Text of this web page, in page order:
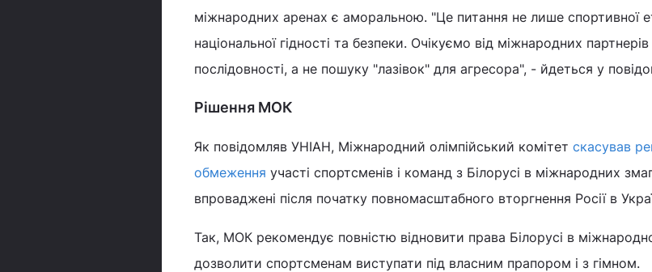
міжнародних аренах є аморальною. "Це питання не лише спортивної
національної гідності та безпеки. Очікуємо від міжнародних
послідовності, а не пошуку "лазівок" для агресора", - йдеться у
Рішення МОК
Як повідомляв УНІАН, Міжнародний олімпійський комітет скасував
обмеження участі спортсменів і команд з Білорусі в міжнародних
впроваджені після початку повномасштабного вторгнення Росії в
Так, МОК рекомендує повністю відновити права Білорусі в
дозволити спортсменам виступати під власним прапором і з гімном.